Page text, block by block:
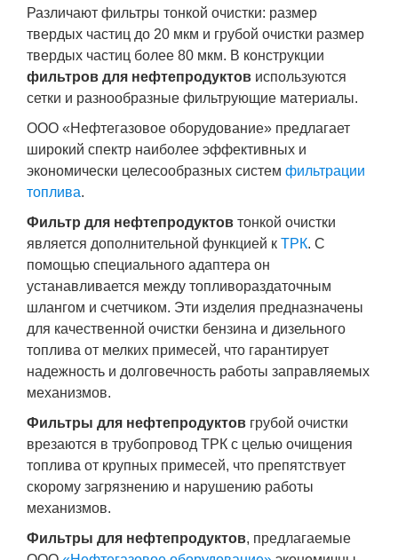
Различают фильтры тонкой очистки: размер
твердых частиц до 20 мкм и грубой очистки размер
твердых частиц более 80 мкм. В конструкции
фильтров для нефтепродуктов используются
сетки и разнообразные фильтрующие материалы.
ООО «Нефтегазовое оборудование» предлагает
широкий спектр наиболее эффективных и
экономически целесообразных систем фильтрации
топлива.
Фильтр для нефтепродуктов тонкой очистки
является дополнительной функцией к ТРК. С
помощью специального адаптера он
устанавливается между топливораздаточным
шлангом и счетчиком. Эти изделия предназначены
для качественной очистки бензина и дизельного
топлива от мелких примесей, что гарантирует
надежность и долговечность работы заправляемых
механизмов.
Фильтры для нефтепродуктов грубой очистки
врезаются в трубопровод ТРК с целью очищения
топлива от крупных примесей, что препятствует
скорому загрязнению и нарушению работы
механизмов.
Фильтры для нефтепродуктов, предлагаемые